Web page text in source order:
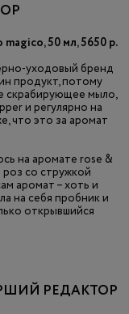
50 мл, 5650 р.
уходовый бренд
продукт, потому
скрабирующее мыло,
и регулярно на
что это за аромат
на аромате rose &
со стружкой
аромат – хоть и
на себя пробник и
открывшийся
РЕДАКТОР